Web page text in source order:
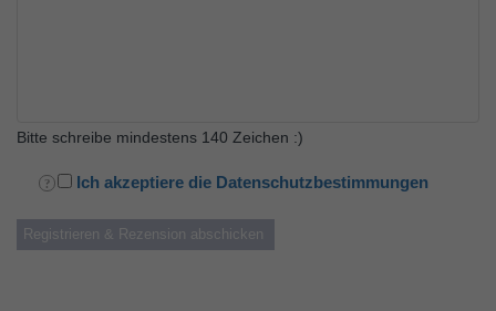
Bitte schreibe mindestens 140 Zeichen :)
Ich akzeptiere die Datenschutzbestimmungen